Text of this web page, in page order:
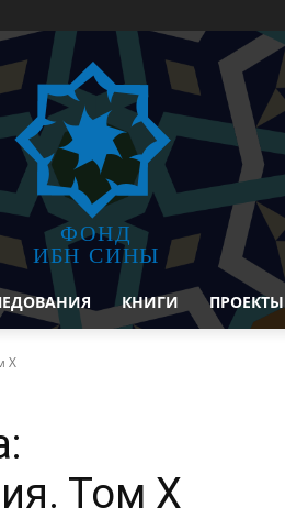
ФОНД
ИБН СИНЫ
КНИГИ ПРОЕКТЫ
X
Том X